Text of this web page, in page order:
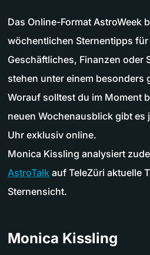
Das Online-Format AstroWeek
wöchentlichen Sternentipps
Geschäftliches, Finanzen oder
stehen unter einem besonders
Worauf solltest du im Moment
neuen Wochenausblick gibt es
Uhr exklusiv online.
Monica Kissling analysiert
AstroTalk auf TeleZüri aktuelle
Sternensicht.
Monica Kissling